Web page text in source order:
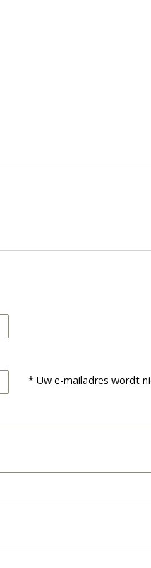
* Uw e-mailadres wordt